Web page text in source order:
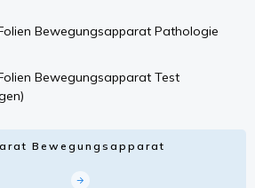
Bewegungsapparat Pathologie
Bewegungsapparat Test
Bewegungsapparat